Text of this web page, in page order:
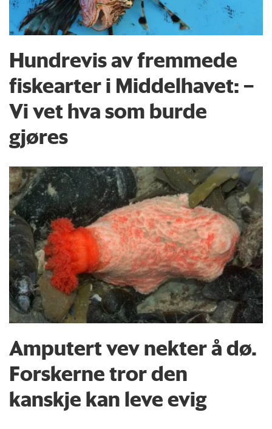
Hundrevis av fremmede
fiskearter i Middelhavet: –
Vi vet hva som burde
gjøres
Amputert vev nekter å dø.
Forskerne tror den
kanskje kan leve evig